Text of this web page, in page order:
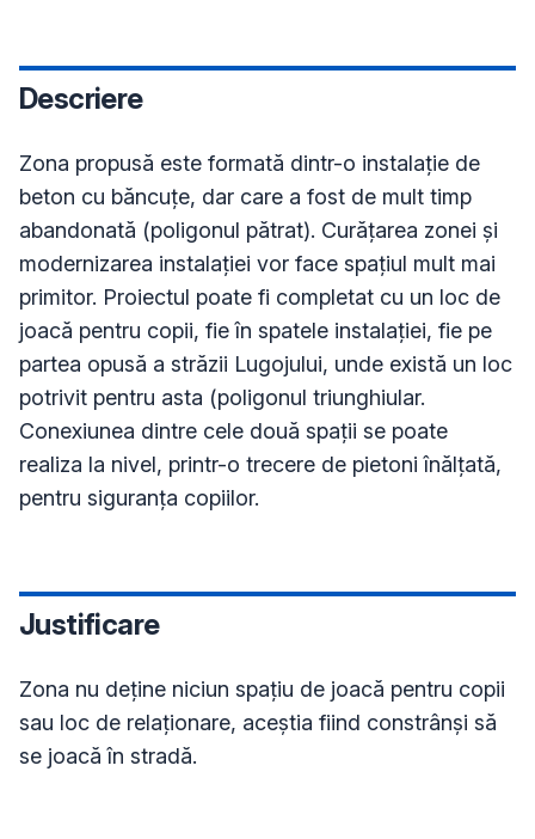
Descriere
Zona propusă este formată dintr-o instalație de
beton cu băncuțe, dar care a fost de mult timp
abandonată (poligonul pătrat). Curățarea zonei și
modernizarea instalației vor face spațiul mult mai
primitor. Proiectul poate fi completat cu un loc de
joacă pentru copii, fie în spatele instalației, fie pe
partea opusă a străzii Lugojului, unde există un loc
potrivit pentru asta (poligonul triunghiular.
Conexiunea dintre cele două spații se poate
realiza la nivel, printr-o trecere de pietoni înălțată,
pentru siguranța copiilor.
Justificare
Zona nu deține niciun spațiu de joacă pentru copii
sau loc de relaționare, aceștia fiind constrânși să
se joacă în stradă.